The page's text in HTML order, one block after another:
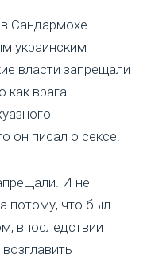
Сандармохе
украинским
власти запрещали
как врага
он писал о сексе.
И не
потому, что был
впоследствии